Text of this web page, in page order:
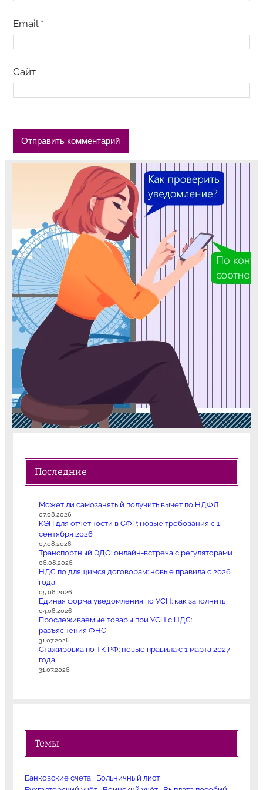
Email *
Сайт
Последние
Может ли самозанятый получить вычет по НДФЛ
07.08.2026
КЭП для отчетности в СФР: новые требования с 1
сентября 2026
07.08.2026
Транспортный ЭДО: онлайн-встреча с регуляторами
06.08.2026
НДС по длящимся договорам: новые правила с 2026
года
05.08.2026
Единая форма уведомления по УСН: как заполнить
04.08.2026
Прослеживаемые товары при УСН с НДС:
разъяснения ФНС
31.07.2026
Стажировка по ТК РФ: новые правила с 1 марта 2027
года
31.07.2026
Темы
Банковские счета
Больничный лист